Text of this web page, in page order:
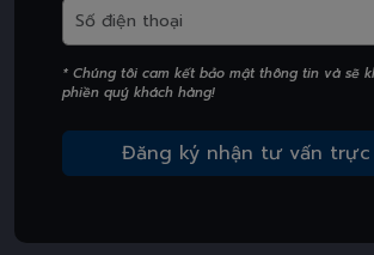
* Chúng tôi cam kết bảo mật thông tin và sẽ
phiền quý khách hàng!